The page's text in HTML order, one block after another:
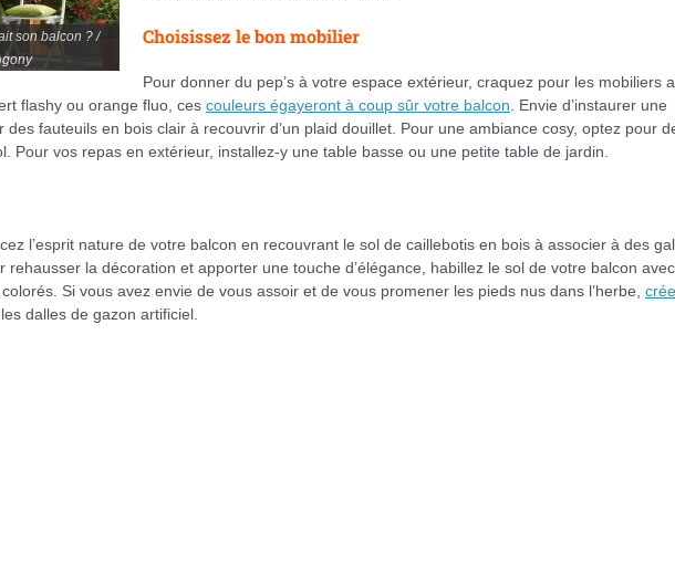
son balcon ? /
Choisissez le bon mobilier
Pour donner du pep’s à votre espace extérieur, craquez pour les mobiliers
flashy ou orange fluo, ces couleurs égayeront à coup sûr votre balcon . Envie d’instaurer une
fauteuils en bois clair à recouvrir d’un plaid douillet. Pour une ambiance cosy, optez pour
Pour vos repas en extérieur, installez-y une table basse ou une petite table de jardin.
l’esprit nature de votre balcon en recouvrant le sol de caillebotis en bois à associer à des
rehausser la décoration et apporter une touche d’élégance, habillez le sol de votre balcon
Si vous avez envie de vous assoir et de vous promener les pieds nus dans l’herbe,
dalles de gazon artificiel.